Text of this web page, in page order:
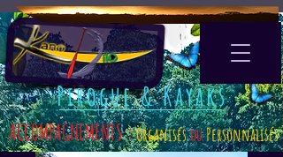
ACCOMPAGNEMENTS :OrganisésouPersonnalisés
Pirogue & Kayaks